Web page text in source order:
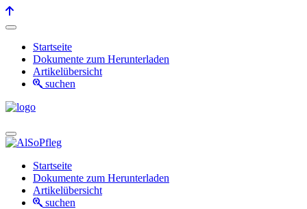
Startseite
Dokumente zum Herunterladen
Artikelübersicht
suchen
Startseite
Dokumente zum Herunterladen
Artikelübersicht
suchen